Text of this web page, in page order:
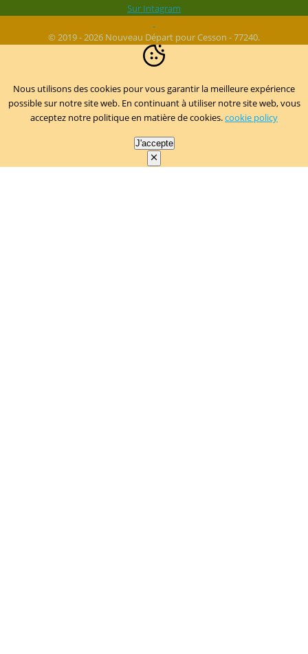
Sur Intagram
© 2019 - 2026 Nouveau Départ pour Cesson - 77240.
Nous utilisons des cookies pour vous garantir la meilleure expérience
possible sur notre site web. En continuant à utiliser notre site web, vous
acceptez notre politique en matière de cookies.cookie policy
J'accepte